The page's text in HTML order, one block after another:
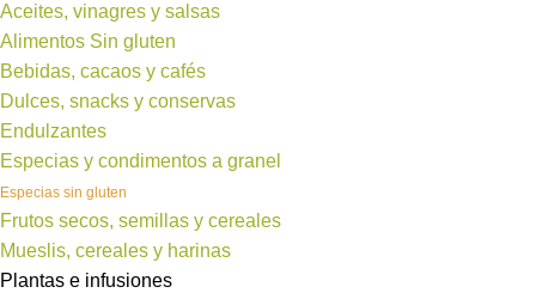
Aceites, vinagres y salsas
Alimentos Sin gluten
Bebidas, cacaos y cafés
Dulces, snacks y conservas
Endulzantes
Especias y condimentos a granel
Especias sin gluten
Frutos secos, semillas y cereales
Mueslis, cereales y harinas
Plantas e infusiones